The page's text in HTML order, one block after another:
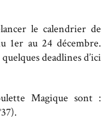
le calendrier de
1er au 24 décembre.
deadlines d’ici
Magique sont :